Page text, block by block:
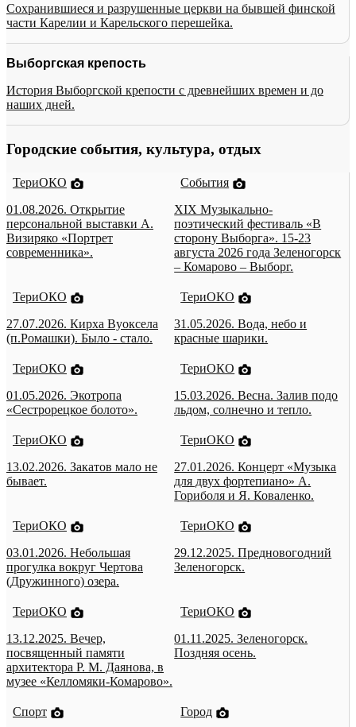
Сохранившиеся и разрушенные церкви на бывшей финской
части Карелии и Карельского перешейка.
Выборгская крепость
История Выборгской крепости с древнейших времен и до
наших дней.
Городские события, культура, отдых
ТериОКО
01.08.2026. Открытие
персональной выставки А.
Визиряко «Портрет
современника».
События
XIX Музыкально-
поэтический фестиваль «В
сторону Выборга». 15-23
августа 2026 года Зеленогорск
– Комарово – Выборг.
ТериОКО
27.07.2026. Кирха Вуоксела
(п.Ромашки). Было - стало.
ТериОКО
31.05.2026. Вода, небо и
красные шарики.
ТериОКО
01.05.2026. Экотропа
«Сестрорецкое болото».
ТериОКО
15.03.2026. Весна. Залив подо
льдом, солнечно и тепло.
ТериОКО
13.02.2026. Закатов мало не
бывает.
ТериОКО
27.01.2026. Концерт «Музыка
для двух фортепиано» А.
Гориболя и Я. Коваленко.
ТериОКО
03.01.2026. Небольшая
прогулка вокруг Чертова
(Дружинного) озера.
ТериОКО
29.12.2025. Предновогодний
Зеленогорск.
ТериОКО
13.12.2025. Вечер,
посвященный памяти
архитектора Р. М. Даянова, в
музее «Келломяки-Комарово».
ТериОКО
01.11.2025. Зеленогорск.
Поздняя осень.
Спорт
Город